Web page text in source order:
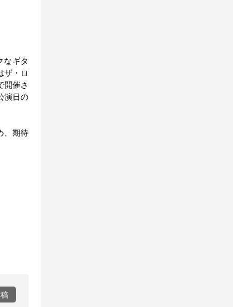
なギタ
ザ・ロ
開催さ
演日の
、期待